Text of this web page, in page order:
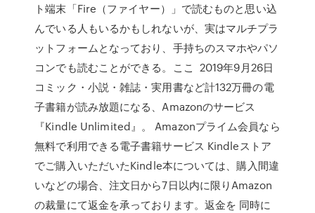
ト端末「Fire（ファイヤー）」で読むものと思い込
んでいる人もいるかもしれないが、実はマルチプラ
ットフォームとなっており、手持ちのスマホやパソ
コンでも読むことができる。ここ 2019年9月26日
コミック・小説・雑誌・実用書など計132万冊の電
子書籍が読み放題になる、Amazonのサービス
『Kindle Unlimited』。 Amazonプライム会員なら
無料で利用できる電子書籍サービス Kindleストア
でご購入いただいたKindle本については、購入間違
いなどの場合、注文日から7日以内に限りAmazon
の裁量にて返金を承っております。返金を 同時に